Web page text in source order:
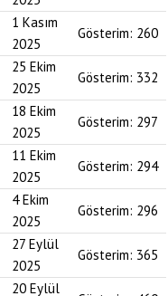
1 Kasım
2025
Gösterim: 260
25 Ekim
2025
Gösterim: 332
18 Ekim
2025
Gösterim: 297
11 Ekim
2025
Gösterim: 294
4 Ekim
2025
Gösterim: 296
27 Eylül
2025
Gösterim: 365
20 Eylül